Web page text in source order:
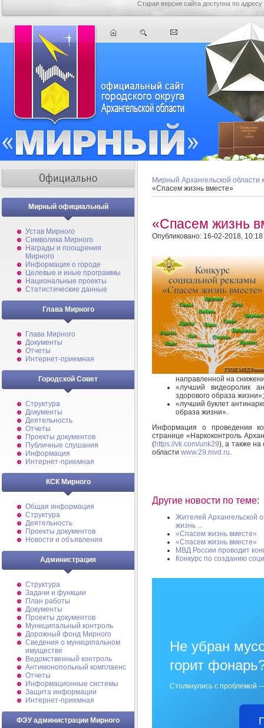
Старая версия сайта доступна по адресу
Мирный официальный
Устав Мирного
Символика Мирного
Награды и поощрения
Мирного
Информация о городе
Целевые и иные программы
Национальные проекты
Статистические данные
Глава Мирного
Глава Мирного
Документы
Отчеты
Интернет-приемная
Городской Совет
Структура
Документы
Деятельность
Отчеты
Проекты документов
Публичные слушания
Информация
Интернет-приемная
КСК Мирного
Общая информация
Структура
Деятельность
Проекты документов
Новости и объявления
Администрация
Структура
Задачи и функции
План работы
Документы
Проекты документов
Муниципальный контроль
Дорожный фонд Мирного
Cведения о муниципальном
имуществе
Ведомственный контроль
Антимонопольный комплаенс
Отчеты
Информационные системы
Защита информации
Интернет-приемная
ФЭУ администрации Мирного
Мирный Архангельской области
«Спасем жизнь вместе»
«Спасем жизнь
Опубликовано: 16-02-2018, 10:18
направленной на
«лучший видеоролик
здорового образа жизни»;
«лучший буклет
образа жизни».
Информация о проведении
странице «Наркоконтроль
(https://vk.com/unk29), а также
области www.29.mvd.ru.
Другие новости по теме:
Жителей Архангельской
жизнь ...
«Спасем жизнь вместе»
«Спасем жизнь вместе»
МВД России проводит
Конкурс по созданию
Не убран
горит
Столкнулись с проблемой